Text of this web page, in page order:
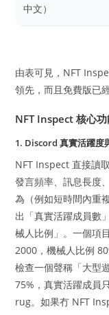
中文）
由表可見，NFT
領先，而且免費版已
NFT Inspect 核心
1. Discord 真實活躍度
NFT Inspect 直接讀
發言頻率、訊息長度
為（例如短時間內重
出「真實活躍成員數
械人比例」。一個項
2000，機械人比例
檢查一個聲稱「大型
75%，真實活躍成員
rug。如果冇 NFT